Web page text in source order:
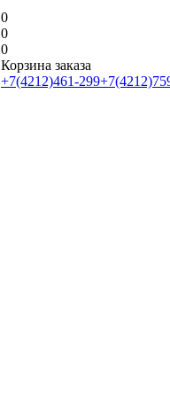
0
0
0
Корзина заказа
+7(4212)461-299